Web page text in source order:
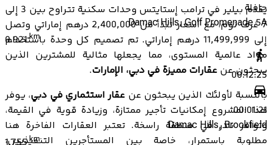
يقدم بيلير في ترامب إستايتس وحدات سكنية تتراوح بين 3 إلى
7 غرف نوم، مع أسعار تبدأ من 2,400,000 درهم إماراتي وتصل
إلى 11,499,999 درهم إماراتي. تم تصميم كل وحدة باستخدام
مواد عالمية المستوى، مما يجعلها مثالية للمشترين الذين
يبحثون عن عقارات مميزة في دبي، الإمارات.
بالنسبة لأولئك الذين يبحثون عن عقار استثماري في دبي، يوفر
هذا المشروع إمكانيات تأجير ممتازة، وزيادة قوية في القيمة،
وتوافر نادر في منطقة راسخة. تعتبر العقارات الفاخرة هنا
مطلوبة باستمرار، خاصة بين المستأجرين التنفيذيين،
حافلة
Damac Hills, Golf Promenade 5A
0.921km
00:12:25
00:01:21
Damac Hills, Brookfield
km